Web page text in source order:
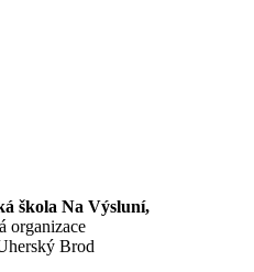
škola Na Výsluní,
organizace
Brod